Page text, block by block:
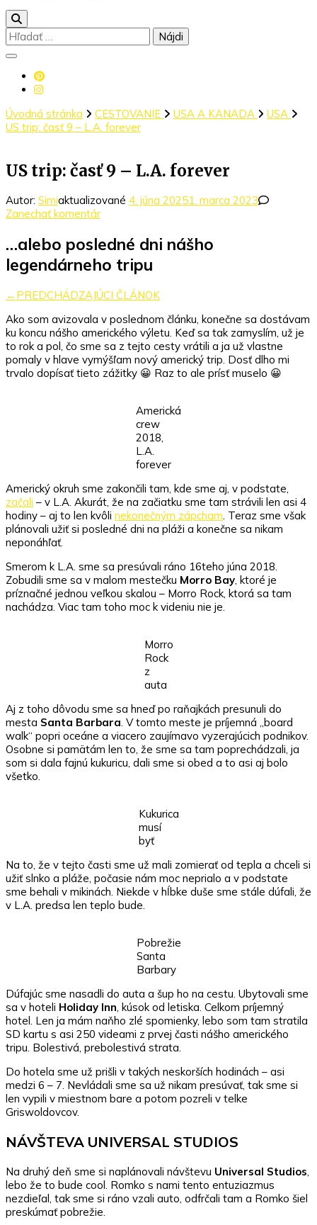
Hľadať:
Úvodná stránka CESTOVANIE USA A KANADA
USA
US trip: časť 9 – L.A. forever
US trip: časť 9 – L.A. forever
Autor: Simiaktualizované 4. júna 20251. marca 2023
Zanechať komentárk
US
trip:
časť
–
forever
…alebo posledné dni nášho
legendárneho tripu
←PREDCHÁDZAJÚCI ČLÁNOK
Ako som avizovala v poslednom článku, konečne sa dostávam
ku koncu nášho amerického výletu. Keď sa tak zamyslím, už je
to rok a pol, čo sme sa z tejto cesty vrátili a ja už vlastne
pomaly v hlave vymýšľam nový americký trip. Dosť dlho mi
trvalo dopísať tieto zážitky 😀 Raz to ale prísť muselo 😀
Americká
crew
2018,
L.A.
forever
Americký okruh sme zakončili tam, kde sme aj, v podstate,
začali – v L.A. Akurát, že na začiatku sme tam strávili len asi 4
hodiny – aj to len kvôli nekonečným zápcham . Teraz sme však
plánovali užiť si posledné dni na pláži a konečne sa nikam
neponáhľať.
Smerom k L.A. sme sa presúvali ráno 16teho júna 2018.
Zobudili sme sa v malom mestečku Morro Bay , ktoré je
príznačné jednou veľkou skalou – Morro Rock, ktorá sa tam
nachádza. Viac tam toho moc k videniu nie je.
Morro
Rock
z
auta
Aj z toho dôvodu sme sa hneď po raňajkách presunuli do
mesta Santa Barbara . V tomto meste je príjemná „board
walk“ popri oceáne a viacero zaujímavo vyzerajúcich podnikov.
Osobne si pamätám len to, že sme sa tam poprechádzali, ja
som si dala fajnú kukuricu, dali sme si obed a to asi aj bolo
všetko.
Kukurica
musí
byť
Na to, že v tejto časti sme už mali zomierať od tepla a chceli si
užiť slnko a pláže, počasie nám moc neprialo a v podstate
sme behali v mikinách. Niekde v hĺbke duše sme stále dúfali, že
v L.A. predsa len teplo bude.
Pobrežie
Santa
Barbary
Dúfajúc sme nasadli do auta a šup ho na cestu. Ubytovali sme
sa v hoteli Holiday Inn , kúsok od letiska. Celkom príjemný
hotel. Len ja mám naňho zlé spomienky, lebo som tam stratila
SD kartu s asi 250 videami z prvej časti nášho amerického
tripu. Bolestivá, prebolestivá strata.
Do hotela sme už prišli v takých neskorších hodinách – asi
medzi 6 – 7. Nevládali sme sa už nikam presúvať, tak sme si
len vypili v miestnom bare a potom pozreli v telke
Griswoldovcov.
NÁVŠTEVA UNIVERSAL STUDIOS
Na druhý deň sme si naplánovali návštevu Universal Studios
lebo že to bude cool. Romko s nami tento entuziazmus
nezdieľal, tak sme si ráno vzali auto, odfrčali tam a Romko šiel
preskúmať pobrežie.